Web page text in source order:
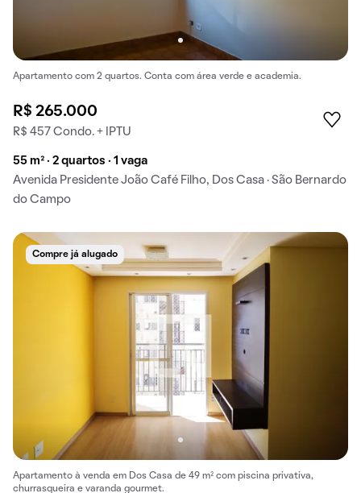
Apartamento com 2 quartos. Conta com área verde e academia.
R$ 265.000
R$ 457 Condo. + IPTU
55 m² · 2 quartos · 1 vaga
Avenida Presidente João Café Filho, Dos Casa · São Bernardo
do Campo
Compre já alugado
Apartamento à venda em Dos Casa de 49 m² com piscina privativa,
churrasqueira e varanda gourmet.